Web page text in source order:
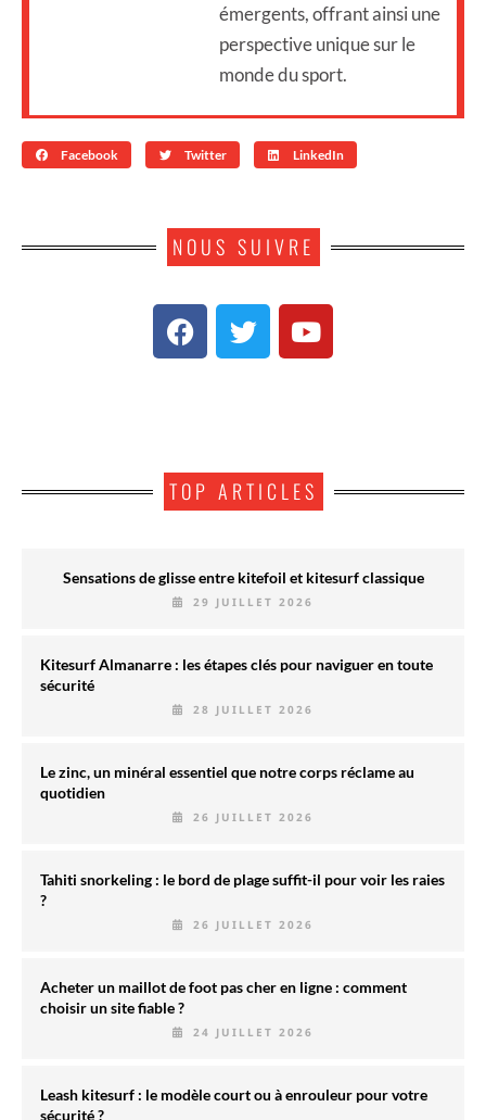
émergents, offrant ainsi une
perspective unique sur le
monde du sport.
Facebook Twitter LinkedIn
NOUS SUIVRE
TOP ARTICLES
Sensations de glisse entre kitefoil et kitesurf classique
29 JUILLET 2026
Kitesurf Almanarre : les étapes clés pour naviguer en toute
sécurité
28 JUILLET 2026
Le zinc, un minéral essentiel que notre corps réclame au
quotidien
26 JUILLET 2026
Tahiti snorkeling : le bord de plage suffit-il pour voir les raies
?
26 JUILLET 2026
Acheter un maillot de foot pas cher en ligne : comment
choisir un site fiable ?
24 JUILLET 2026
Leash kitesurf : le modèle court ou à enrouleur pour votre
sécurité ?